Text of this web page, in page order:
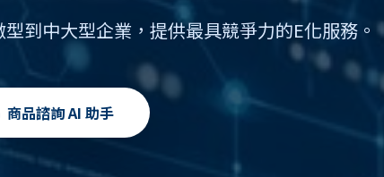
到中大型企業，提供最具競爭力的E化服務。
商品諮詢 AI 助手